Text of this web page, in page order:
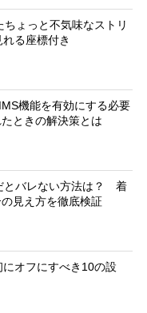
ょっと不気味なストリ
る座標付き
機能を有効にする必要
ときの解決策とは
とバレない方法は？ 着
見え方を徹底検証
オフにすべき10の設